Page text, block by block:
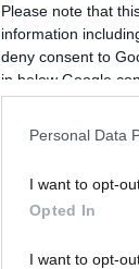
Please note that
information
deny consent to
in below Google
Personal Data
I want to opt-
Opted In
I want to opt-